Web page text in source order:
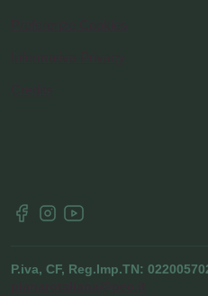
P.iva, CF, Reg.Imp.TN: